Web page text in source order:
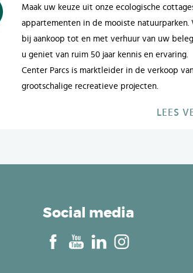
Maak uw keuze uit onze ecologische
appartementen in de mooiste natuurparken.
bij aankoop tot en met verhuur van uw
u geniet van ruim 50 jaar kennis en ervaring.
Center Parcs is marktleider in de verkoop
grootschalige recreatieve projecten.
LEES
Social media